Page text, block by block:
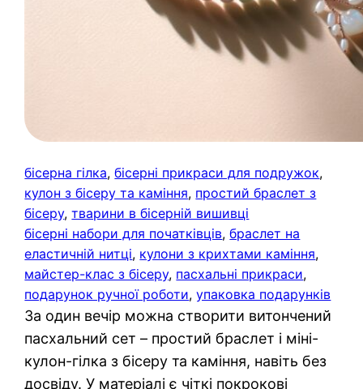
бісерна гілка, бісерні прикраси для подружок
кулон з бісеру та каміння, простий браслет з
бісеру, тварини в бісерній вишивці
бісерні набори для початківців, браслет на
еластичній нитці, кулони з крихтами каміння
майстер-клас з бісеру, пасхальні прикраси
подарунок ручної роботи, упаковка подарунків
За один вечір можна створити витончений
пасхальний сет – простий браслет і міні-
кулон-гілка з бісеру та каміння, навіть без
досвіду. У матеріалі є чіткі покрокові